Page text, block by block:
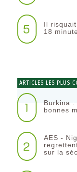
5
Il
18
ARTICLES LES PLUS
1
Burkina
bonnes
2
AES -
sur la